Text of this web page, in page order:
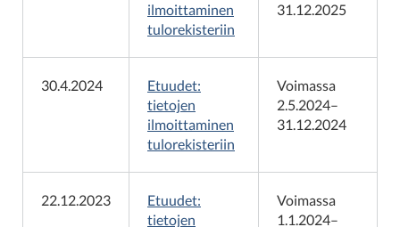
ilmoittaminen
tulorekisteriin
31.12.2025
30.4.2024
Etuudet:
tietojen
ilmoittaminen
tulorekisteriin
Voimassa
2.5.2024–
31.12.2024
22.12.2023
Etuudet:
tietojen
Voimassa
1.1.2024–